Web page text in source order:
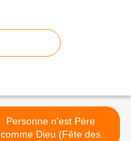
Personne n'est Père
comme Dieu (Fête des